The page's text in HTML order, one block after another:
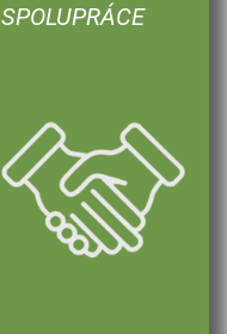
SPOLUPRÁCE